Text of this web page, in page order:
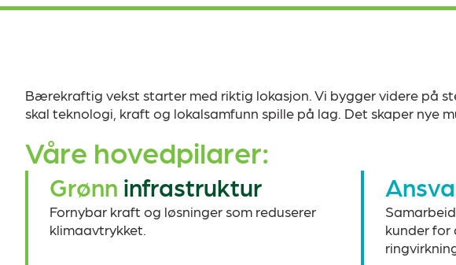
Bærekraftig vekst starter med riktig lokasjon. Vi bygger videre på
skal teknologi, kraft og lokalsamfunn spille på lag. Det skaper nye
Våre hovedpilarer:
Grønn infrastruktur
Fornybar kraft og løsninger som reduserer
klimaavtrykket.
kunder for